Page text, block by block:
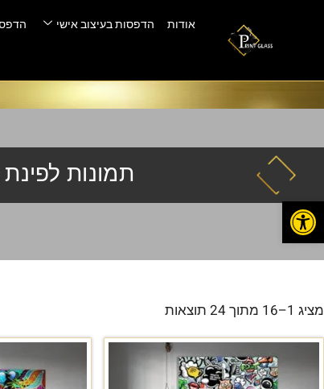
אודות הדפסות בעיצוב אישי
תמונות
מציג 1–16 מתוך 24 תוצאות
פתח סרגל נגישות